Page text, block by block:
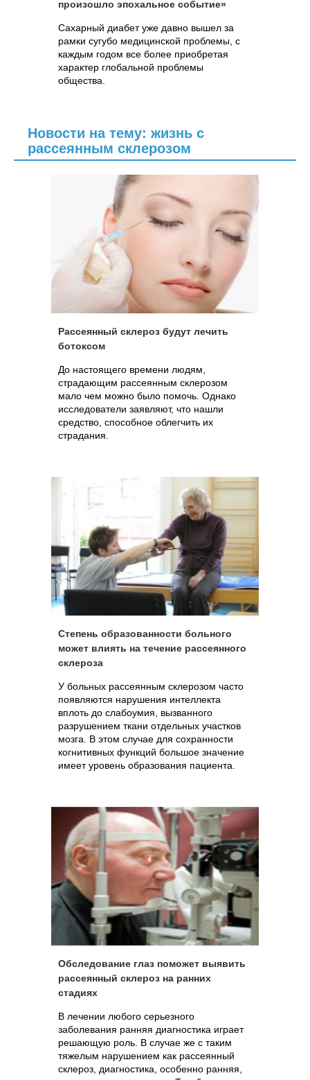
произошло эпохальное событие»
Сахарный диабет уже давно вышел за
рамки сугубо медицинской проблемы, с
каждым годом все более приобретая
характер глобальной проблемы
общества.
Новости на тему: жизнь с
рассеянным склерозом
Рассеянный склероз будут лечить
ботоксом
До настоящего времени людям,
страдающим рассеянным склерозом
мало чем можно было помочь. Однако
исследователи заявляют, что нашли
средство, способное облегчить их
страдания.
Степень образованности больного
может влиять на течение рассеянного
склероза
У больных рассеянным склерозом часто
появляются нарушения интеллекта
вплоть до слабоумия, вызванного
разрушением ткани отдельных участков
мозга. В этом случае для сохранности
когнитивных функций большое значение
имеет уровень образования пациента.
Обследование глаз поможет выявить
рассеянный склероз на ранних
стадиях
В лечении любого серьезного
заболевания ранняя диагностика играет
решающую роль. В случае же с таким
тяжелым нарушением как рассеянный
склероз, диагностика, особенно ранняя,